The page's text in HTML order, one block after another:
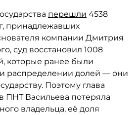
перешли 4538
принадлежавших
компании Дмитрия
суд восстановил 1008
которые ранее были
распределении долей — они
Поэтому глава
ПНТ Васильева потеряла
владельца, её доля